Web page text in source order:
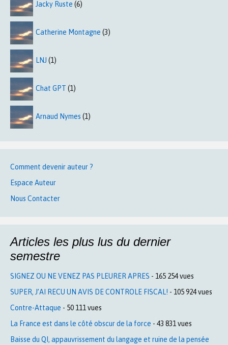
Jacky Ruste (6)
Catherine Montagne (3)
LNJ (1)
Chat GPT (1)
Arnaud Nymes (1)
Comment devenir auteur ?
Espace Auteur
Nous Contacter
Articles les plus lus du dernier
semestre
SIGNEZ OU NE VENEZ PAS PLEURER APRES - 165 254 vues
SUPER, J’AI RECU UN AVIS DE CONTROLE FISCAL! - 105 924 vues
Contre-Attaque - 50 111 vues
La France est dans le côté obscur de la force - 43 831 vues
Baisse du QI, appauvrissement du langage et ruine de la pensée